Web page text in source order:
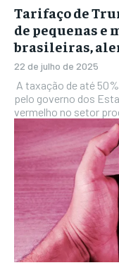
Tarifaço de
de pequenas e
brasileiras,
22 de julho de 2025
A taxação de até
pelo governo dos
vermelho no setor